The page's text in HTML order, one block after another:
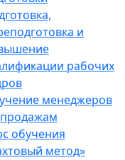
и
рабочих
менеджеров
обучения
метод»